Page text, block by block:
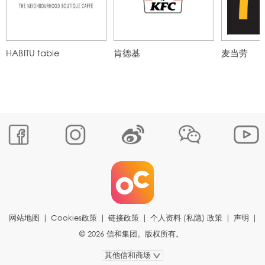
HABITU table 肯德基 麦当劳
网站地图 | Cookies政策 | 链接政策 | 个人资料 (私隐) 政策 | 声明 |
© 2026 信和集团。版权所有。
其他信和商场